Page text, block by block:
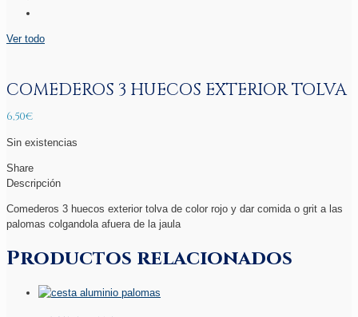
Ver todo
COMEDEROS 3 HUECOS EXTERIOR TOLVA
6,50€
Sin existencias
Share
Descripción
Comederos 3 huecos exterior tolva de color rojo y dar comida o grit a las
palomas colgandola afuera de la jaula
Productos relacionados